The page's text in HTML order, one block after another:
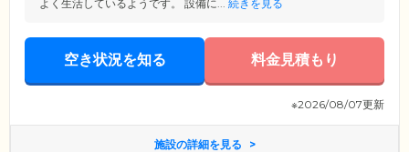
よく生活しているようです。 設備に... 続きを見る
空き状況を知る 料金見積もり
※2026/08/07更新
施設の詳細を見る